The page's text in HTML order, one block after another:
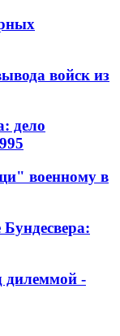
войск из
дело
военному в
дилеммой -